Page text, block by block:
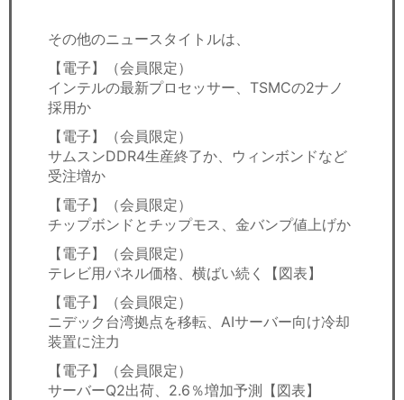
その他のニュースタイトルは、
【電子】（会員限定）
インテルの最新プロセッサー、TSMCの2ナノ
採用か
【電子】（会員限定）
サムスンDDR4生産終了か、ウィンボンドなど
受注増か
【電子】（会員限定）
チップボンドとチップモス、金バンプ値上げか
【電子】（会員限定）
テレビ用パネル価格、横ばい続く【図表】
【電子】（会員限定）
ニデック台湾拠点を移転、AIサーバー向け冷却
装置に注力
【電子】（会員限定）
サーバーQ2出荷、2.6％増加予測【図表】